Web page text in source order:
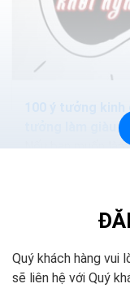
100 ý tưởng
Nếu bạn muốn
Quý khách hàng vui
sẽ liên hệ với Quý